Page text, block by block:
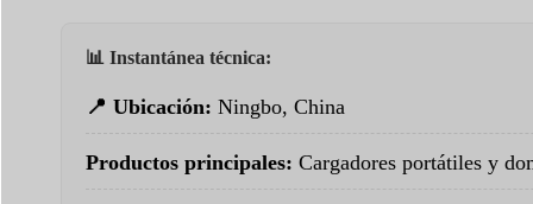
📊 Instantánea técnica:
📍 Ubicación: Ningbo, China
Productos principales: Cargadores portátiles y